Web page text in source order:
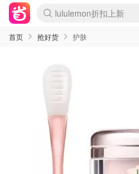
lululemon折扣上新
Sasa美妆护肤3.5折
SSENSE年中3折
FreshBeauty好价汇总
Cettire降价+叠9折
Farfetch折上8折
WWS Coles超市实拍
viagogo二手票捡漏
Myer清仓1折起
The Outnet奢牌1折起
David Jones 3折起
Flannels大牌1折
Perfumes Club护肤1折
AMIRO返校季6.2折
Oweek抽奖送Airpods
Amazon折扣汇总
eToro入金$200送$50
Amazon数码好物
ICONIC本周7.5折
ThedoubleF高奢地板价
Moose Knuckles 6折
丝芙兰5折起
EUFY官网3.7折起
Selenichast首饰2折
Trip机票酒店促销
YSL送5件彩妆礼
Amazon家居好物
BIGBANG巡演开票
David Jones时尚3折
Amazon美妆护肤
雅漾大喷$8
过敏原检测盒$33
伊索独家赠50ml沐浴露
科颜氏清仓3折
SEALIFE海洋馆门票6折
丝塔芙大白罐$16
订阅Newsletter送香薰
Cult Beauty 6.8折
Harrods圣诞日历2.3折
LN-CC奢牌私促3折
d'Alba空姐喷雾$16
EVE LOM套装逆天2折
Bernardelli独家4折
Adore Beauty 6折起
CT圣诞日历
Mytheresa奢品2.7折
Luxury Escapes 9折
Currentbody美容仪9折
卡诗9折+赠4件礼
MOON Garden Live
ALLSAINTS美衣3折
Roborock扫地机3.7折
Tingo Life水杯$24
Valentino官网5折
CR洗发护发6.3折
首页 抢好货 护肤